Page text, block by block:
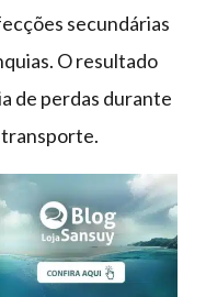
secundárias
O resultado
de perdas durante